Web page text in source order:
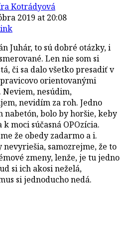
Kotrádyová
2019 at 20:08
Juhár, to sú dobré otázky, i
Len nie som si
či sa dalo všetko presadiť v
orientovanými
Neviem, nesúdim,
nevidím za roh. Jedno
nabetón, bolo by horšie, keby
k moci súčasná OPOzícia.
že obedy zadarmo a i.
samozrejme, že to
zmeny, lenže, je tu jedno
si ich akosi neželá,
si jednoducho nedá.